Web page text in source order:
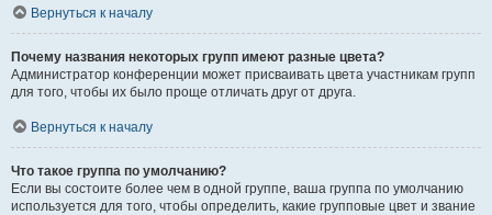
Вернуться к началу
Почему названия некоторых групп имеют разные цвета?
Администратор конференции может присваивать цвета участникам групп
для того, чтобы их было проще отличать друг от друга.
Вернуться к началу
Что такое группа по умолчанию?
Если вы состоите более чем в одной группе, ваша группа по умолчанию
используется для того, чтобы определить, какие групповые цвет и звание